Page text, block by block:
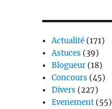
Actualité (171)
Astuces (39)
Blogueur (18)
Concours (45)
Divers (227)
Evenement (55)